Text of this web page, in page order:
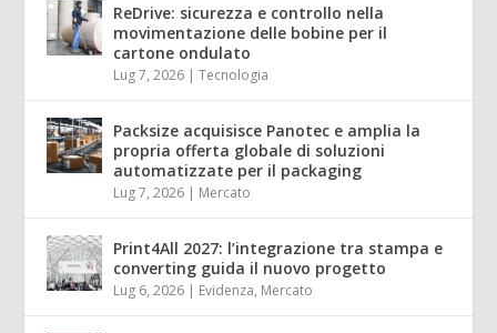
ReDrive: sicurezza e controllo nella
movimentazione delle bobine per il
cartone ondulato
Lug 7, 2026 |Tecnologia
Packsize acquisisce Panotec e amplia la
propria offerta globale di soluzioni
automatizzate per il packaging
Lug 7, 2026 | Mercato
Print4All 2027: l’integrazione tra stampa e
converting guida il nuovo progetto
Lug 6, 2026 | Evidenza, Mercato